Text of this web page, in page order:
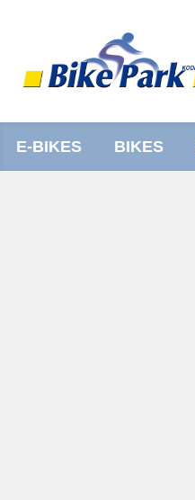
E-BIKES BIKES